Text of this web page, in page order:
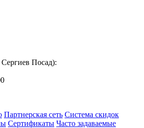
Посад):
Партнерская сеть Система скидок
Сертификаты Часто задаваемые